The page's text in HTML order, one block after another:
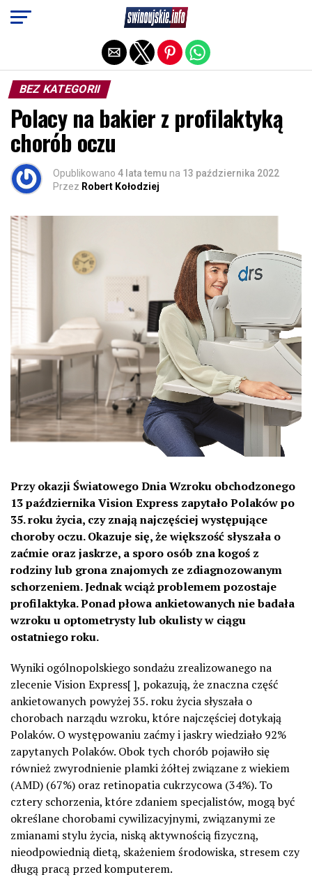
BEZ KATEGORII
Polacy na bakier z profilaktyką
chorób oczu
Opublikowano 4 lata temu na 13 października 2022
Przez Robert Kołodziej
Przy okazji Światowego Dnia Wzroku obchodzonego
13 października Vision Express zapytało Polaków po
35. roku życia, czy znają najczęściej występujące
choroby oczu. Okazuje się, że większość słyszała o
zaćmie oraz jaskrze, a sporo osób zna kogoś z
rodziny lub grona znajomych ze zdiagnozowanym
schorzeniem. Jednak wciąż problemem pozostaje
profilaktyka. Ponad płowa ankietowanych nie badała
wzroku u optometrysty lub okulisty w ciągu
ostatniego roku.
Wyniki ogólnopolskiego sondażu zrealizowanego na
zlecenie Vision Express[ ], pokazują, że znaczna część
ankietowanych powyżej 35. roku życia słyszała o
chorobach narządu wzroku, które najczęściej dotykają
Polaków. O występowaniu zaćmy i jaskry wiedziało 92%
zapytanych Polaków. Obok tych chorób pojawiło się
również zwyrodnienie plamki żółtej związane z wiekiem
(AMD) (67%) oraz retinopatia cukrzycowa (34%). To
cztery schorzenia, które zdaniem specjalistów, mogą być
określane chorobami cywilizacyjnymi, związanymi ze
zmianami stylu życia, niską aktywnością fizyczną,
nieodpowiednią dietą, skażeniem środowiska, stresem czy
długą pracą przed komputerem.
Exit mobile version